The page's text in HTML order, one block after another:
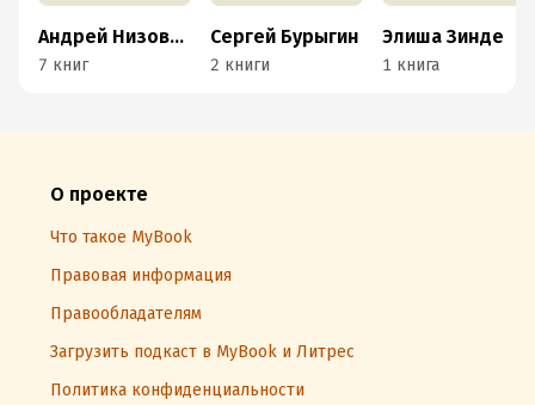
Андрей Низовский
7 книг
Сергей Бурыгин
2 книги
Элиша Зинде
1 книга
О проекте
Что такое MyBook
Правовая информация
Правообладателям
Загрузить подкаст в MyBook и Литрес
Политика конфиденциальности